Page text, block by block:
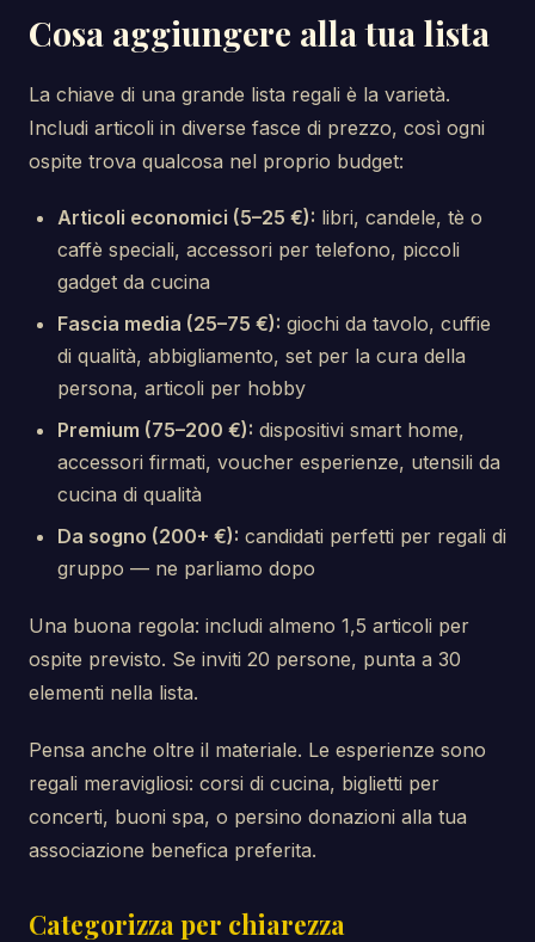
Cosa aggiungere alla tua lista
La chiave di una grande lista regali è la varietà.
Includi articoli in diverse fasce di prezzo, così ogni
ospite trova qualcosa nel proprio budget:
Articoli economici (5–25 €): libri, candele, tè o
caffè speciali, accessori per telefono, piccoli
gadget da cucina
Fascia media (25–75 €): giochi da tavolo, cuffie
di qualità, abbigliamento, set per la cura della
persona, articoli per hobby
Premium (75–200 €): dispositivi smart home,
accessori firmati, voucher esperienze, utensili da
cucina di qualità
Da sogno (200+ €): candidati perfetti per regali di
gruppo — ne parliamo dopo
Una buona regola: includi almeno 1,5 articoli per
ospite previsto. Se inviti 20 persone, punta a 30
elementi nella lista.
Pensa anche oltre il materiale. Le esperienze sono
regali meravigliosi: corsi di cucina, biglietti per
concerti, buoni spa, o persino donazioni alla tua
associazione benefica preferita.
Categorizza per chiarezza